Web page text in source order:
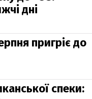
дні
пригріє до
спеки: